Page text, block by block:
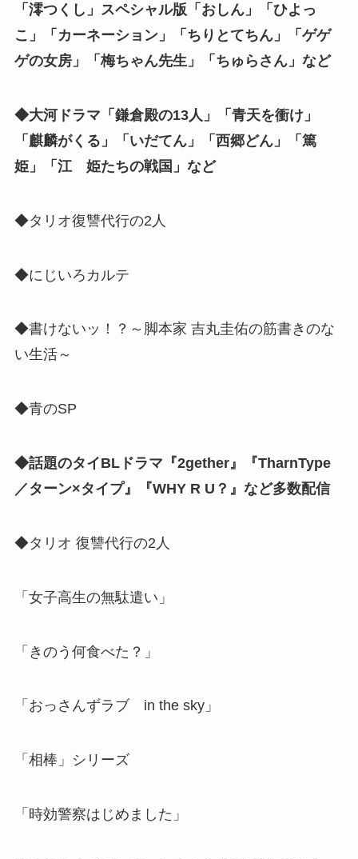
「澪つくし」スペシャル版「おしん」「ひよっ
こ」「カーネーション」「ちりとてちん」「ゲゲ
ゲの女房」「梅ちゃん先生」「ちゅらさん」など
◆大河ドラマ「鎌倉殿の13人」「青天を衝け」
「麒麟がくる」「いだてん」「西郷どん」「篤
姫」「江 姫たちの戦国」など
◆タリオ復讐代行の2人
◆にじいろカルテ
◆書けないッ！？～脚本家 吉丸圭佑の筋書きのな
い生活～
◆青のSP
◆話題のタイBLドラマ『2gether』『TharnType
／ターン×タイプ』『WHY R U？』など多数配信
◆タリオ 復讐代行の2人
「女子高生の無駄遣い」
「きのう何食べた？」
「おっさんずラブ in the sky」
「相棒」シリーズ
「時効警察はじめました」